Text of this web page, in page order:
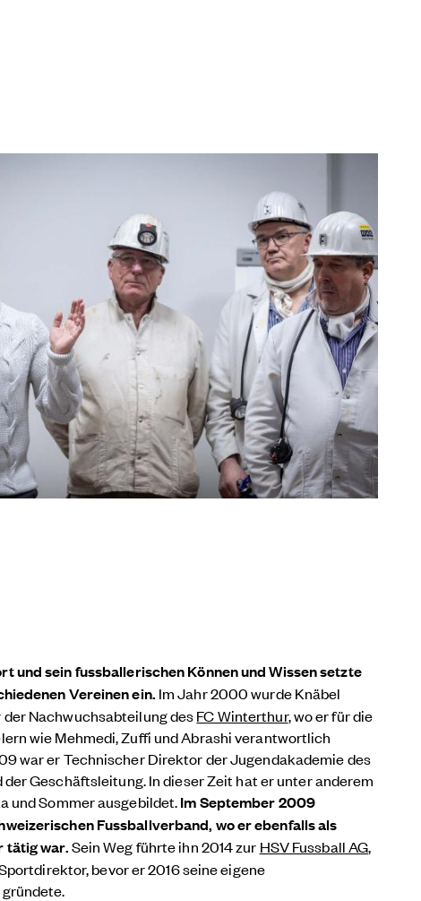
und sein fussballerischen Können und Wissen setzte
Vereinen ein. Im Jahr 2000 wurde Knäbel
Nachwuchsabteilung desFC Winterthur, wo er für die
wie Mehmedi, Zuffi und Abrashi verantwortlich
war er Technischer Direktor der Jugendakademie des
der Geschäftsleitung. In dieser Zeit hat er unter anderem
und Sommer ausgebildet.Im September 2009
Fussballverband, wo er ebenfalls als
tätig war.Sein Weg führte ihn 2014 zur HSV Fussball AG,
bevor er 2016 seine eigene